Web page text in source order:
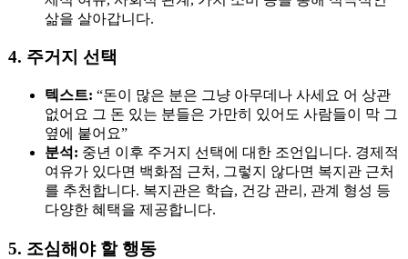
삶을 살아갑니다.
4. 주거지 선택
텍스트: “돈이 많은 분은 그냥 아무데나 사세요 어 상관
없어요 그 돈 있는 분들은 가만히 있어도 사람들이 막 그
옆에 붙어요”
분석: 중년 이후 주거지 선택에 대한 조언입니다. 경제적
여유가 있다면 백화점 근처, 그렇지 않다면 복지관 근처
를 추천합니다. 복지관은 학습, 건강 관리, 관계 형성 등
다양한 혜택을 제공합니다.
5. 조심해야 할 행동